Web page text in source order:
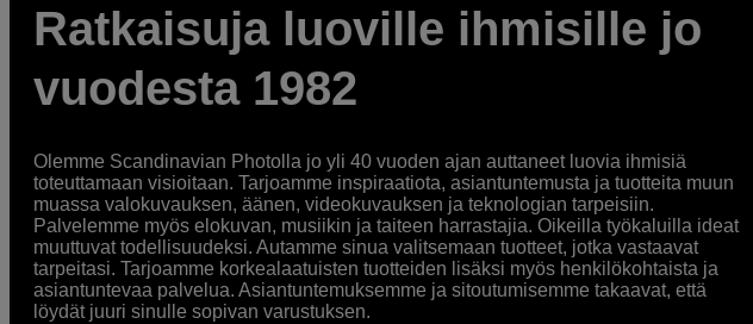
Ratkaisuja luoville ihmisille jo
vuodesta 1982
Olemme Scandinavian Photolla jo yli 40 vuoden ajan auttaneet luovia ihmisiä
toteuttamaan visioitaan. Tarjoamme inspiraatiota, asiantuntemusta ja tuotteita muun
muassa valokuvauksen, äänen, videokuvauksen ja teknologian tarpeisiin.
Palvelemme myös elokuvan, musiikin ja taiteen harrastajia. Oikeilla työkaluilla ideat
muuttuvat todellisuudeksi. Autamme sinua valitsemaan tuotteet, jotka vastaavat
tarpeitasi. Tarjoamme korkealaatuisten tuotteiden lisäksi myös henkilökohtaista ja
asiantuntevaa palvelua. Asiantuntemuksemme ja sitoutumisemme takaavat, että
löydät juuri sinulle sopivan varustuksen.